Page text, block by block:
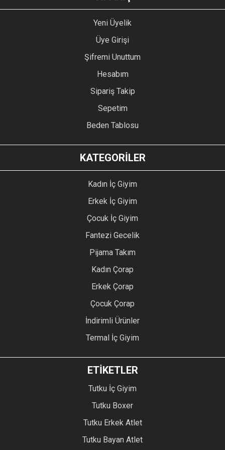
Yeni Üyelik
Üye Girişi
Şifremi Unuttum
Hesabım
Sipariş Takip
Sepetim
Beden Tablosu
KATEGORİLER
Kadın İç Giyim
Erkek İç Giyim
Çocuk İç Giyim
Fantezi Gecelik
Pijama Takım
Kadın Çorap
Erkek Çorap
Çocuk Çorap
İndirimli Ürünler
Termal İç Giyim
ETİKETLER
Tutku İç Giyim
Tutku Boxer
Tutku Erkek Atlet
Tutku Bayan Atlet